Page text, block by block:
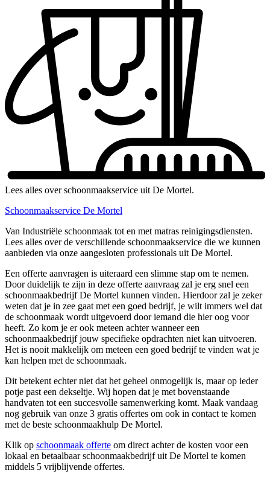
Lees alles over schoonmaakservice uit De Mortel.
Schoonmaakservice De Mortel
Van Industriële schoonmaak tot en met matras reinigingsdiensten.
Lees alles over de verschillende schoonmaakservice die we kunnen
aanbieden via onze aangesloten professionals uit De Mortel.
Een offerte aanvragen is uiteraard een slimme stap om te nemen.
Door duidelijk te zijn in deze offerte aanvraag zal je erg snel een
schoonmaakbedrijf De Mortel kunnen vinden. Hierdoor zal je zeker
weten dat je in zee gaat met een goed bedrijf, je wilt immers wel dat
de schoonmaak wordt uitgevoerd door iemand die hier oog voor
heeft. Zo kom je er ook meteen achter wanneer een
schoonmaakbedrijf jouw specifieke opdrachten niet kan uitvoeren.
Het is nooit makkelijk om meteen een goed bedrijf te vinden wat je
kan helpen met de schoonmaak.
Dit betekent echter niet dat het geheel onmogelijk is, maar op ieder
potje past een dekseltje. Wij hopen dat je met bovenstaande
handvaten tot een succesvolle samenwerking komt. Maak vandaag
nog gebruik van onze 3 gratis offertes om ook in contact te komen
met de beste schoonmaakhulp De Mortel.
Klik op schoonmaak offerte om direct achter de kosten voor een
lokaal en betaalbaar schoonmaakbedrijf uit De Mortel te komen
middels 5 vrijblijvende offertes.